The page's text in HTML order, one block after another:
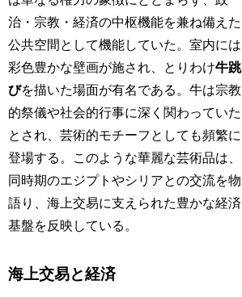
治・宗教・経済の中枢機能を兼ね備えた
公共空間として機能していた。室内には
彩色豊かな壁画が施され、とりわけ牛跳
びを描いた場面が有名である。牛は宗教
的祭儀や社会的行事に深く関わっていた
とされ、芸術的モチーフとしても頻繁に
登場する。このような華麗な芸術品は、
同時期のエジプトやシリアとの交流を物
語り、海上交易に支えられた豊かな経済
基盤を反映している。
海上交易と経済